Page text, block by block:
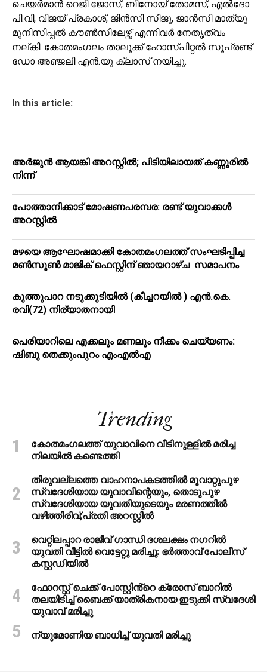
ചെയർമാൻ റെജി ജോസ്, ബിനോയ് തോമസ്, എൽദോ
പി.വി, വിജയ് പ്രകാശ്, ജിൻസി സിജു, ജാൻസി മാത്യു
മുനിസിപ്പൽ കൗൺസിലേഴ്സ് എന്നിവർ നേതൃത്വം
നല്കി. കോതമംഗലം താലൂക്ക് ഹോസ്പിറ്റൽ സൂപ്രണ്ട്
ഡോ അഞ്ജലി എൻ.യു ക്ലാസ് നയിച്ചു.
In this article:
അർജുൻ ആയങ്കി അറസ്റ്റിൽ; പിടിയിലായത് കണ്ണൂരിൽ
നിന്ന്
പോത്താനിക്കാട് മോഷണപരമ്പര: രണ്ട് യുവാക്കൾ
അറസ്റ്റിൽ
മഴയെ ആഘോഷമാക്കി കോതമംഗലത്ത് സംഘടിപ്പിച്ച
മൺസൂൺ മാജിക് ഫെസ്റ്റിന് ഞായറാഴ്ച സമാപനം
കുത്തുപാറ നടുക്കുടിയിൽ (കീച്ചറയിൽ ) എൻ.കെ.
രവി(72) നിര്യാതനായി
പെരിയാറിലെ എക്കലും മണലും നീക്കം ചെയ്യണം:
ഷിബു തെക്കുംപുറം എംഎൽഎ
Trending
കോതമംഗലത്ത് യുവാവിനെ വീടിനുള്ളിൽ മരിച്ച
നിലയിൽ കണ്ടെത്തി
തിരുവല്ലത്തെ വാഹനാപകടത്തില്‍ മൂവാറ്റുപുഴ
സ്വദേശിയായ യുവാവിന്റെയും, തൊടുപുഴ
സ്വദേശിയായ യുവതിയുടെയും മരണത്തില്‍
വഴിത്തിരിവ്;പ്രതി അറസ്റ്റില്‍
വെറ്റിലപ്പാറ രാജീവ് ഗാന്ധി ദശലക്ഷം നഗറിൽ
യുവതി വീട്ടിൽ വെട്ടേറ്റു മരിച്ചു: ഭർത്താവ് പോലീസ്
കസ്റ്റഡിയിൽ
ഫോറസ്റ്റ് ചെക്ക് പോസ്റ്റിൻ്റെ ക്രോസ് ബാറില്‍
തലയിടിച്ച് ബൈക്ക് യാത്രികനായ ഇടുക്കി സ്വദേശി
യുവാവ് മരിച്ചു
ന്യുമോണിയ ബാധിച്ച് യുവതി മരിച്ചു